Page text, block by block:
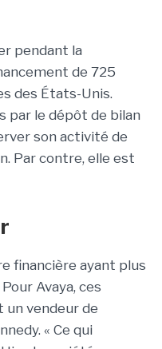
pendant la
de 725
des États-Unis.
par le dépôt de bilan
son activité de
Par contre, elle est
financière ayant plus
Avaya, ces
un vendeur de
« Ce qui